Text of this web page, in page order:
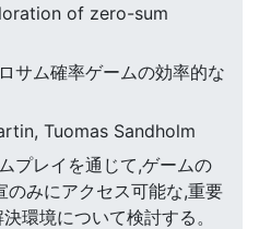
of zero-sum
サム確率ゲームの効率的な
Tuomas Sandholm
プレイを通じて,ゲームの
のみにアクセス可能な,重要
環境について検討する。